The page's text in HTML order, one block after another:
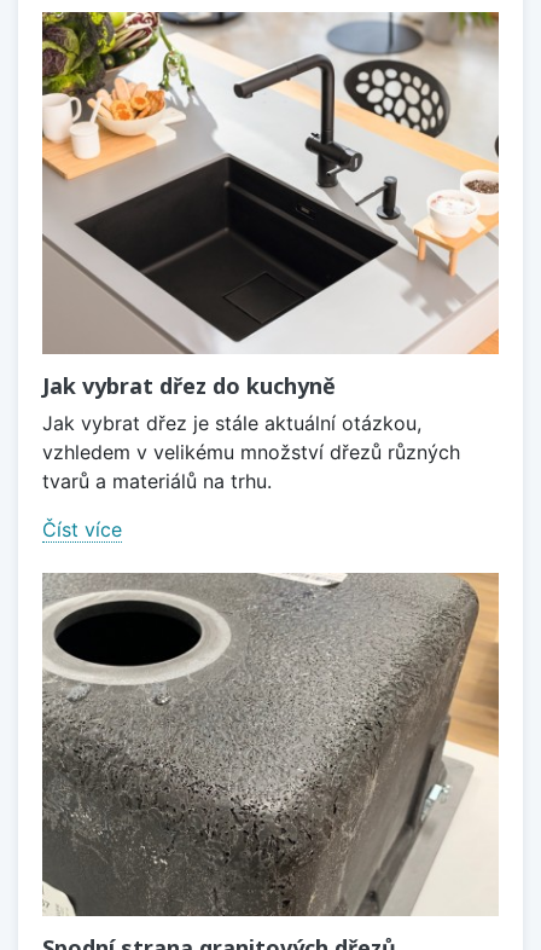
Jak vybrat dřez do kuchyně
Jak vybrat dřez je stále aktuální otázkou,
vzhledem v velikému množství dřezů různých
tvarů a materiálů na trhu.
Číst více